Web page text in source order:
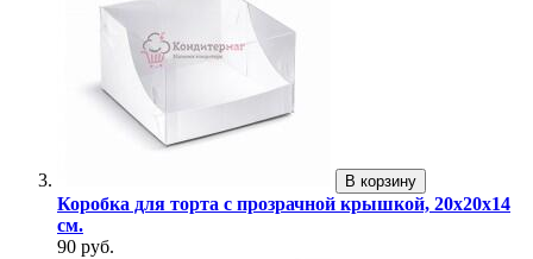
В корзину
Коробка для торта с прозрачной крышкой, 20х20х14
см.
90 руб.